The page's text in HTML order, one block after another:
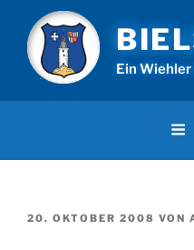
Inhalt
springen
Ein
VERÖFFENTLICHT
20. OKTOBER 2008 VON